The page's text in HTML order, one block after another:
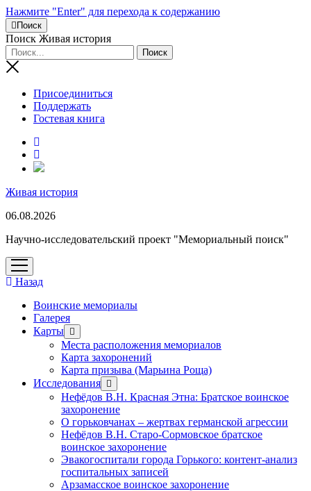
Нажмите "Enter" для перехода к содержанию
Поиск
Поиск Живая история
Присоединиться
Поддержать
Гостевая книга
RuTube
Живая история
06.08.2026
Научно-исследовательский проект "Мемориальный поиск"
открыть
меню
Назад
Воинские мемориалы
Галерея
Карты открыть
меню
Места расположения мемориалов
Карта захоронений
Карта призыва (Марьина Роща)
Исследования открыть
меню
Нефёдов В.Н. Красная Этна: Братское воинское
захоронение
О горьковчанах – жертвах германской агрессии
Нефёдов В.Н. Старо-Сормовское братское
воинское захоронение
Эвакогоспитали города Горького: контент-анализ
госпитальных записей
Арзамасское воинское захоронение